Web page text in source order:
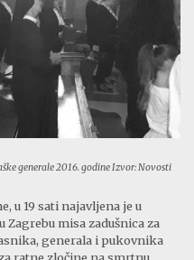
generale 2016. godine Izvor: Novosti
u 19 sati najavljena je u
Zagrebu misa zadušnica za
generala i pukovnika
ratne zločine na smrtnu